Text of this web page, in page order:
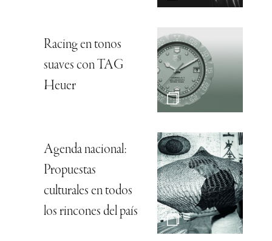
Racing en tonos
suaves con TAG
Heuer
Agenda nacional:
Propuestas
culturales en todos
los rincones del país